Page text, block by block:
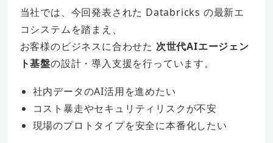
当社では、今回発表された Databricks の最新エ
コシステムを踏まえ、
お客様のビジネスに合わせた 次世代AIエージェン
ト基盤の設計・導入支援を行っています。
社内データのAI活用を進めたい
コスト暴走やセキュリティリスクが不安
現場のプロトタイプを安全に本番化したい